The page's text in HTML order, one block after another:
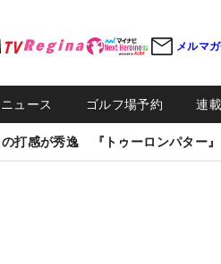
メルマ
ュース ゴルフ場予約 連載
打感が秀逸 『トゥーロンパター』